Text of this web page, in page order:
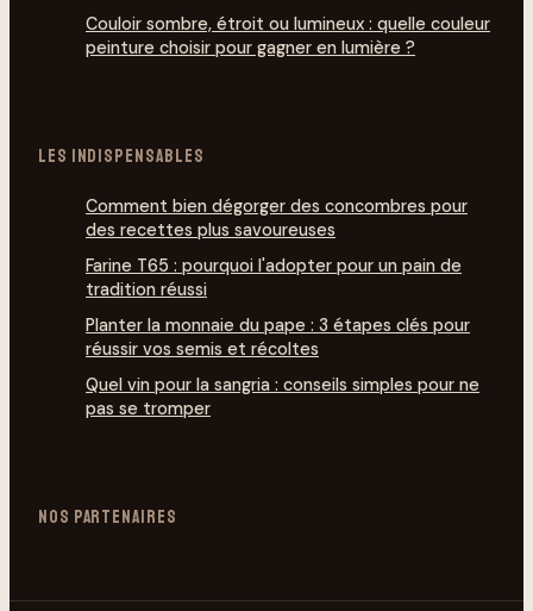
Couloir sombre, étroit ou lumineux : quelle couleur
peinture choisir pour gagner en lumière ?
LES INDISPENSABLES
Comment bien dégorg­er des concombres pour
des recettes plus savoureuses
Farine T65 : pourquoi l'adopter pour un pain de
tradition réussi
Planter la monnaie du pape : 3 étapes clés pour
réussir vos semis et récoltes
Quel vin pour la sangria : conseils simples pour ne
pas se tromper
NOS PARTENAIRES